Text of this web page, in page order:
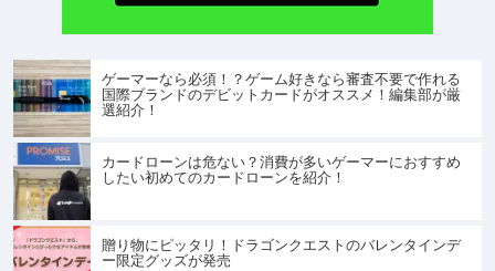
ゲーマーなら必須！？ゲーム好きなら審査不要で作れる
国際ブランドのデビットカードがオススメ！編集部が厳
選紹介！
カードローンは危ない？消費が多いゲーマーにおすすめ
したい初めてのカードローンを紹介！
贈り物にピッタリ！ドラゴンクエストのバレンタインデ
ー限定グッズが発売